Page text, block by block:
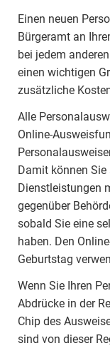
Einen neuen
Bürgeramt an
bei jedem
einen wichtigen
zusätzliche
Alle
Online-
Damit können
Dienstleistungen
gegenüber
sobald Sie eine
haben. Den
Geburtstag
Wenn Sie Ihren
Abdrücke in der
Chip des
sind von dieser